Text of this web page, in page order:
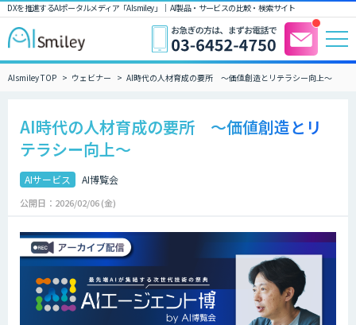
DXを推進するAIポータルメディア「AIsmiley」｜ AI製品・サービスの比較・検索サイト
AIsmiley TOP ウェビナー AI時代の人材育成の要所 ～価値創造とリテラシー向上～
AI時代の人材育成の要所 ～価値創造とリ
テラシー向上～
AIサービス AI博覧会
公開日：2026/02/06 (金)